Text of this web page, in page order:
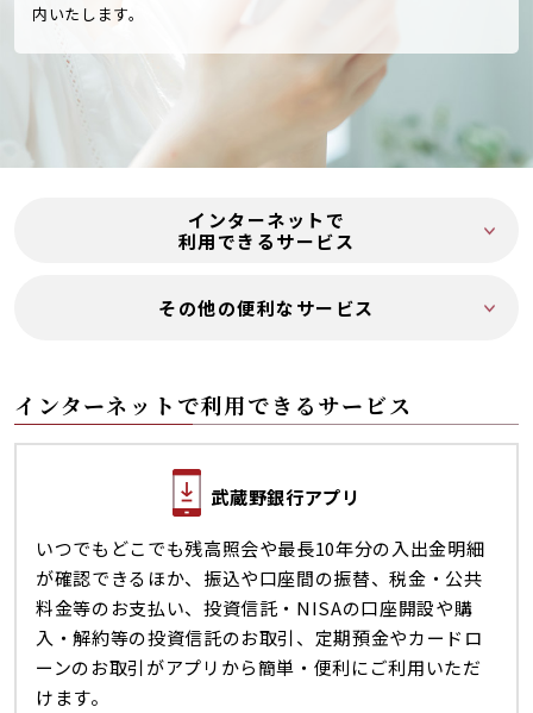
内いたします。
インターネットで
利用できるサービス
その他の便利なサービス
インターネットで利用できるサービス
武蔵野銀行アプリ
いつでもどこでも残高照会や最長10年分の入出金明細
が確認できるほか、振込や口座間の振替、税金・公共
料金等のお支払い、投資信託・NISAの口座開設や購
入・解約等の投資信託のお取引、定期預金やカードロ
ーンのお取引がアプリから簡単・便利にご利用いただ
けます。